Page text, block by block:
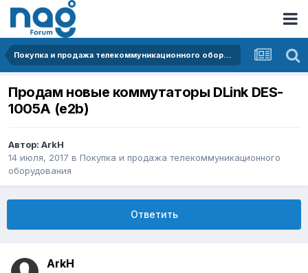
Покупка и продажа телекоммуникационного оборудования
Продам новые коммутаторы DLink DES-
1005A (e2b)
Автор: ArkH
14 июля, 2017 в Покупка и продажа телекоммуникационного
оборудования
Ответить
ArkH